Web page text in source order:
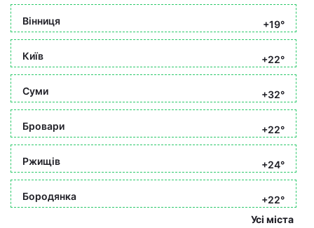
Вінниця +19°
Київ +22°
Суми +32°
Бровари +22°
Ржищів +24°
Бородянка
+22°
Усі міста